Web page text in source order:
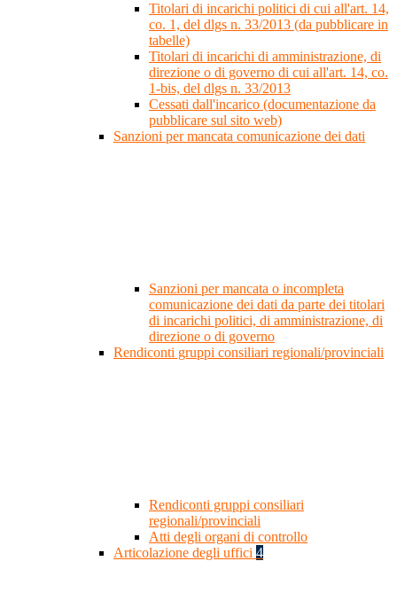
Titolari di incarichi politici di cui all'art. 14,
co. 1, del dlgs n. 33/2013 (da pubblicare in
tabelle)
Titolari di incarichi di amministrazione, di
direzione o di governo di cui all'art. 14, co.
1-bis, del dlgs n. 33/2013
Cessati dall'incarico (documentazione da
pubblicare sul sito web)
Sanzioni per mancata comunicazione dei dati
Sanzioni per mancata o incompleta
comunicazione dei dati da parte dei titolari
di incarichi politici, di amministrazione, di
direzione o di governo
Rendiconti gruppi consiliari regionali/provinciali
Rendiconti gruppi consiliari
regionali/provinciali
Atti degli organi di controllo
Articolazione degli uffici 4